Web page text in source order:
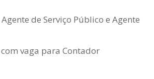
de Serviço Público e Agente
vaga para Contador